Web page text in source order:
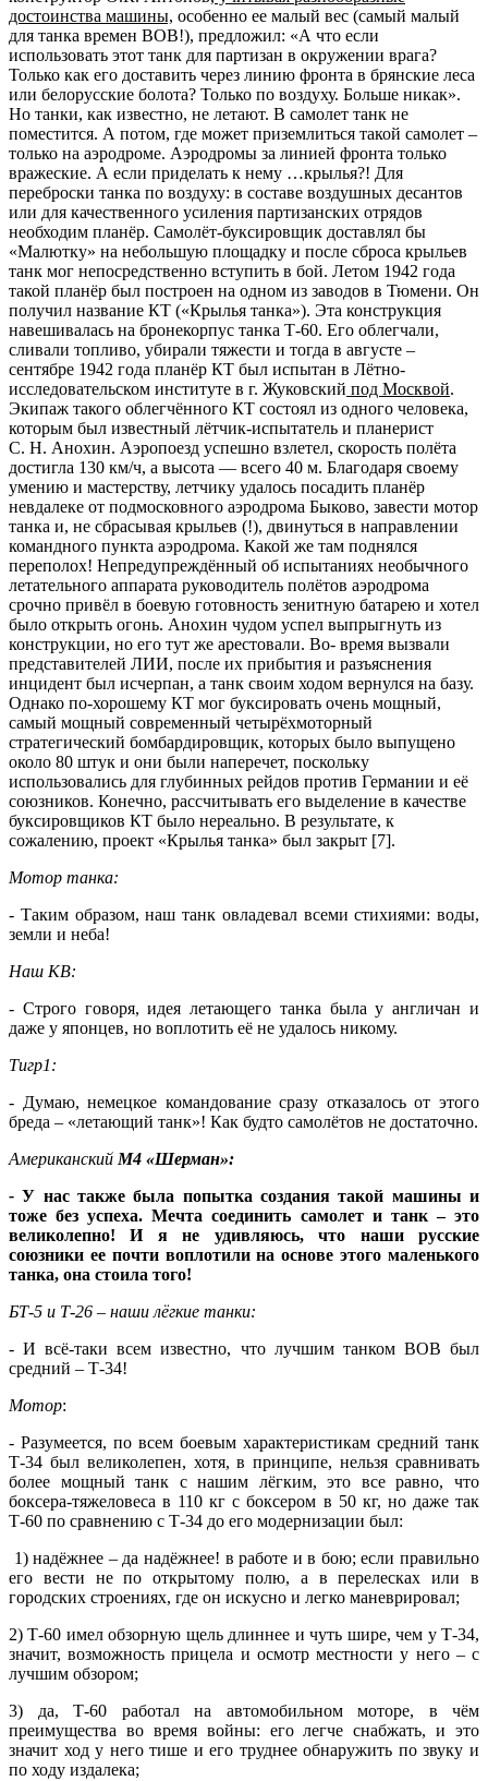
достоинства машины, особенно ее малый вес (самый малый
для танка времен ВОВ!), предложил: «А что если
использовать этот танк для партизан в окружении врага?
Только как его доставить через линию фронта в брянские леса
или белорусские болота? Только по воздуху. Больше никак».
Но танки, как известно, не летают. В самолет танк не
поместится. А потом, где может приземлиться такой самолет –
только на аэродроме. Аэродромы за линией фронта только
вражеские. А если приделать к нему …крылья?! Для
переброски танка по воздуху: в составе воздушных десантов
или для качественного усиления партизанских отрядов
необходим планёр. Самолёт-буксировщик доставлял бы
«Малютку» на небольшую площадку и после сброса крыльев
танк мог непосредственно вступить в бой. Летом 1942 года
такой планёр был построен на одном из заводов в Тюмени. Он
получил название КТ («Крылья танка»). Эта конструкция
навешивалась на бронекорпус танка Т-60. Его облегчали,
сливали топливо, убирали тяжести и тогда в августе –
сентябре 1942 года планёр КТ был испытан в Лётно-
исследовательском институте в г. Жуковский под Москвой.
Экипаж такого облегчённого КТ состоял из одного человека,
которым был известный лётчик-испытатель и планерист
С. Н. Анохин. Аэропоезд успешно взлетел, скорость полёта
достигла 130 км/ч, а высота — всего 40 м. Благодаря своему
умению и мастерству, летчику удалось посадить планёр
невдалеке от подмосковного аэродрома Быково, завести мотор
танка и, не сбрасывая крыльев (!), двинуться в направлении
командного пункта аэродрома. Какой же там поднялся
переполох! Непредупреждённый об испытаниях необычного
летательного аппарата руководитель полётов аэродрома
срочно привёл в боевую готовность зенитную батарею и хотел
было открыть огонь. Анохин чудом успел выпрыгнуть из
конструкции, но его тут же арестовали. Во- время вызвали
представителей ЛИИ, после их прибытия и разъяснения
инцидент был исчерпан, а танк своим ходом вернулся на базу.
Однако по-хорошему КТ мог буксировать очень мощный,
самый мощный современный четырёхмоторный
стратегический бомбардировщик, которых было выпущено
около 80 штук и они были наперечет, поскольку
использовались для глубинных рейдов против Германии и её
союзников. Конечно, рассчитывать его выделение в качестве
буксировщиков КТ было нереально. В результате, к
сожалению, проект «Крылья танка» был закрыт [7].
Мотор танка:
- Таким образом, наш танк овладевал всеми стихиями: воды,
земли и неба!
Наш КВ:
- Строго говоря, идея летающего танка была у англичан и
даже у японцев, но воплотить её не удалось никому.
Тигр1:
- Думаю, немецкое командование сразу отказалось от этого
бреда – «летающий танк»! Как будто самолётов не достаточно.
Американский М4 «Шерман»:
-У нас также была попытка создания такой машины и
тоже без успеха. Мечта соединить самолет и танк – это
великолепно! И я не удивляюсь, что наши русские
союзники ее почти воплотили на основе этого маленького
танка, она стоила того!
БТ-5 и Т-26 – наши лёгкие танки:
- И всё-таки всем известно, что лучшим танком ВОВ был
средний – Т-34!
Мотор:
- Разумеется, по всем боевым характеристикам средний танк
Т-34 был великолепен, хотя, в принципе, нельзя сравнивать
более мощный танк с нашим лёгким, это все равно, что
боксера-тяжеловеса в 110 кг с боксером в 50 кг, но даже так
Т-60 по сравнению с Т-34 до его модернизации был:
1) надёжнее – да надёжнее! в работе и в бою; если правильно
его вести не по открытому полю, а в перелесках или в
городских строениях, где он искусно и легко маневрировал;
2) Т-60 имел обзорную щель длиннее и чуть шире, чем у Т-34,
значит, возможность прицела и осмотр местности у него – с
лучшим обзором;
3) да, Т-60 работал на автомобильном моторе, в чём
преимущества во время войны: его легче снабжать, и это
значит ход у него тише и его труднее обнаружить по звуку и
по ходу издалека;